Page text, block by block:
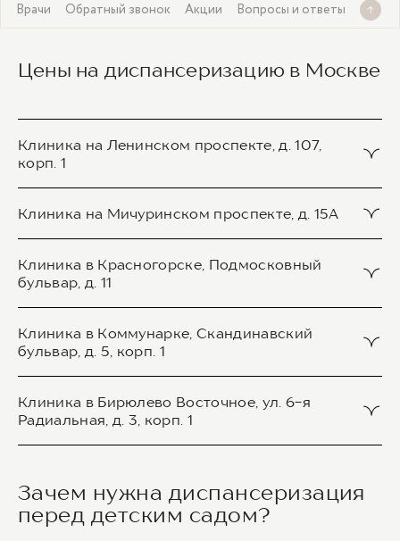
Врачи Обратный звонок Акции Вопросы и ответы
Цены на диспансеризацию в Москве
Клиника на Ленинском проспекте, д. 107,
корп. 1
Консультация педиатра
Консультация невролога
Клиника на Мичуринском проспекте, д. 15А
Консультация -офтальмолога первичная
8 500 ₽
Консультация педиатра
6 600 ₽
Консультация врача-стоматолога детского
5 300 ₽
6 500 ₽
Клиника в Красногорске, Подмосковный
бульвар, д. 11
Консультация невролога
5 000 ₽
1/ 1
Клиника в Коммунарке, Скандинавский
бульвар, д. 5, корп. 1
Консультация педиатра
5 000 ₽
5 000 ₽
Клиника в Бирюлево Восточное, ул. 6-я
Радиальная, д. 3, корп. 1
5 000 ₽
Зачем нужна диспансеризация
перед детским садом?